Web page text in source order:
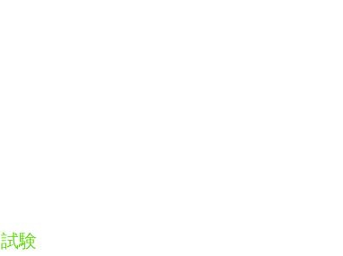
​試験​